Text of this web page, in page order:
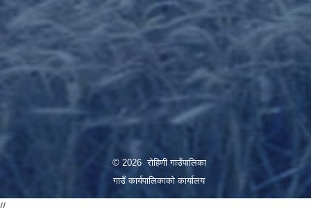
© 2026 रोहिणी गाउँपालिका
गाउँ कार्यपालिकाको कार्यालय